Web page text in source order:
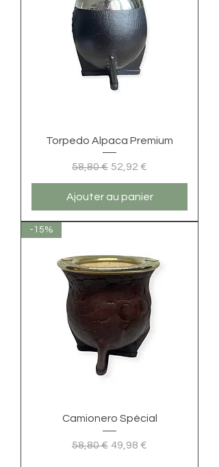
Torpedo Alpaca Premium
Prix original
58,80 € Prix promotionnel
52,92 €
Ajouter au panier
-15%
Camionero Spécial
Prix original
58,80 € Prix promotionnel
49,98 €